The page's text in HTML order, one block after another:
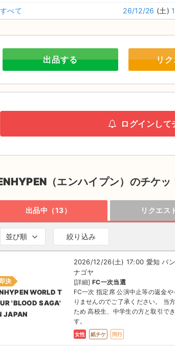
すべて 26/12/26 (土)
出品する リ
ログインし
（エンハイプン）のチケッ
出品中（13） リクエス
並び順 絞り込み
決
WORLD T
'BLOOD SAGA'
JAPAN
2026/12/26(土) 17:00 愛知 バ
ナゴヤ
[詳細]FC一次当選
FC一次 指定席 公演中止等の返金
りませんのでご了承ください。 当
ため 高校生、中学生の方と取引で
す。
女性 紙チケ 同行